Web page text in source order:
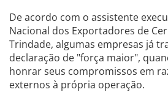
De acordo com o assistente
Nacional dos Exportadores de
Trindade, algumas empresas já
declaração de "força maior",
honrar seus compromissos em
externos à própria operação.